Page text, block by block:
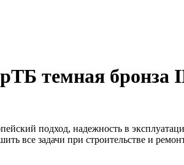
темная бронза
подход, надежность в
все задачи при строительстве и